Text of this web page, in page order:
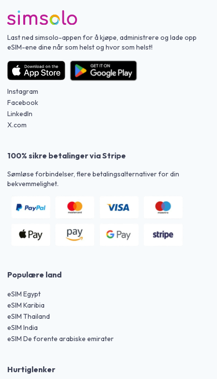
Last ned simsolo-appen for å kjøpe, administrere og lade opp
eSIM-ene dine når som helst og hvor som helst!
Instagram
Facebook
LinkedIn
X.com
100% sikre betalinger via Stripe
Sømløse forbindelser, flere betalingsalternativer for din
bekvemmelighet.
Populære land
eSIM Egypt
eSIM Karibia
eSIM Thailand
eSIM India
eSIM De forente arabiske emirater
Hurtiglenker